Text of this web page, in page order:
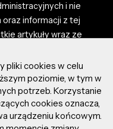
i nie
informacji z tej
artykuły wraz ze
na portalu są
i właściciel
za tresci
Dodając
portalu oraz
materiały
pliki cookies w celu
poziomie, w tym w
potrzeb. Korzystanie
cookies oznacza,
urządzeniu końcowym.